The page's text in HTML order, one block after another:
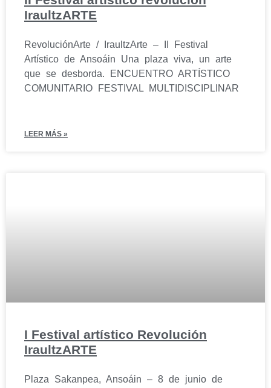
IraultzARTE
RevoluciónArte / IraultzArte – II Festival
Artístico de Ansoáin Una plaza viva, un arte
que se desborda. ENCUENTRO ARTÍSTICO
COMUNITARIO FESTIVAL MULTIDISCIPLINAR
LEER MÁS »
I Festival artístico Revolución
IraultzARTE
Plaza Sakanpea, Ansoáin – 8 de junio de